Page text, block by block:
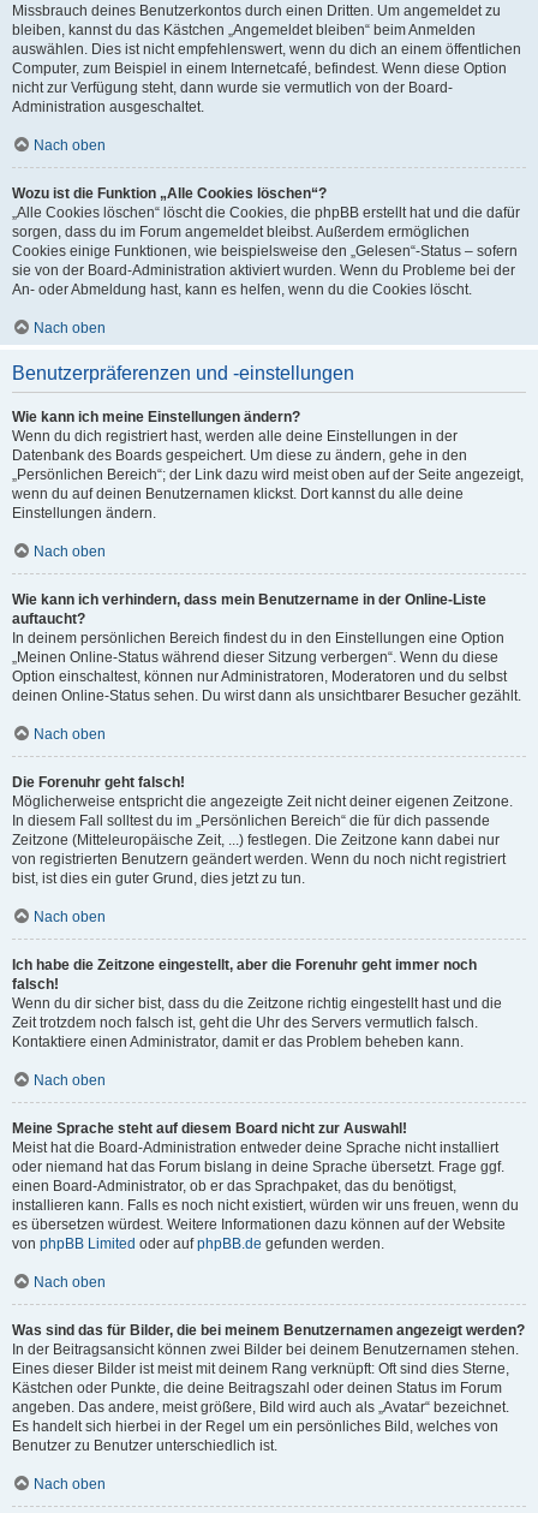
Missbrauch deines Benutzerkontos durch einen Dritten. Um angemeldet zu
bleiben, kannst du das Kästchen „Angemeldet bleiben“ beim Anmelden
auswählen. Dies ist nicht empfehlenswert, wenn du dich an einem öffentlichen
Computer, zum Beispiel in einem Internetcafé, befindest. Wenn diese Option
nicht zur Verfügung steht, dann wurde sie vermutlich von der Board-
Administration ausgeschaltet.
Nach oben
Wozu ist die Funktion „Alle Cookies löschen“?
„Alle Cookies löschen“ löscht die Cookies, die phpBB erstellt hat und die dafür
sorgen, dass du im Forum angemeldet bleibst. Außerdem ermöglichen
Cookies einige Funktionen, wie beispielsweise den „Gelesen“-Status – sofern
sie von der Board-Administration aktiviert wurden. Wenn du Probleme bei der
An- oder Abmeldung hast, kann es helfen, wenn du die Cookies löscht.
Nach oben
Benutzerpräferenzen und -einstellungen
Wie kann ich meine Einstellungen ändern?
Wenn du dich registriert hast, werden alle deine Einstellungen in der
Datenbank des Boards gespeichert. Um diese zu ändern, gehe in den
„Persönlichen Bereich“; der Link dazu wird meist oben auf der Seite angezeigt,
wenn du auf deinen Benutzernamen klickst. Dort kannst du alle deine
Einstellungen ändern.
Nach oben
Wie kann ich verhindern, dass mein Benutzername in der Online-Liste
auftaucht?
In deinem persönlichen Bereich findest du in den Einstellungen eine Option
„Meinen Online-Status während dieser Sitzung verbergen“. Wenn du diese
Option einschaltest, können nur Administratoren, Moderatoren und du selbst
deinen Online-Status sehen. Du wirst dann als unsichtbarer Besucher gezählt.
Nach oben
Die Forenuhr geht falsch!
Möglicherweise entspricht die angezeigte Zeit nicht deiner eigenen Zeitzone.
In diesem Fall solltest du im „Persönlichen Bereich“ die für dich passende
Zeitzone (Mitteleuropäische Zeit, ...) festlegen. Die Zeitzone kann dabei nur
von registrierten Benutzern geändert werden. Wenn du noch nicht registriert
bist, ist dies ein guter Grund, dies jetzt zu tun.
Nach oben
Ich habe die Zeitzone eingestellt, aber die Forenuhr geht immer noch
falsch!
Wenn du dir sicher bist, dass du die Zeitzone richtig eingestellt hast und die
Zeit trotzdem noch falsch ist, geht die Uhr des Servers vermutlich falsch.
Kontaktiere einen Administrator, damit er das Problem beheben kann.
Nach oben
Meine Sprache steht auf diesem Board nicht zur Auswahl!
Meist hat die Board-Administration entweder deine Sprache nicht installiert
oder niemand hat das Forum bislang in deine Sprache übersetzt. Frage ggf.
einen Board-Administrator, ob er das Sprachpaket, das du benötigst,
installieren kann. Falls es noch nicht existiert, würden wir uns freuen, wenn du
es übersetzen würdest. Weitere Informationen dazu können auf der Website
von phpBB Limited oder aufphpBB.de gefunden werden.
Nach oben
Was sind das für Bilder, die bei meinem Benutzernamen angezeigt werden?
In der Beitragsansicht können zwei Bilder bei deinem Benutzernamen stehen.
Eines dieser Bilder ist meist mit deinem Rang verknüpft: Oft sind dies Sterne,
Kästchen oder Punkte, die deine Beitragszahl oder deinen Status im Forum
angeben. Das andere, meist größere, Bild wird auch als „Avatar“ bezeichnet.
Es handelt sich hierbei in der Regel um ein persönliches Bild, welches von
Benutzer zu Benutzer unterschiedlich ist.
Nach oben